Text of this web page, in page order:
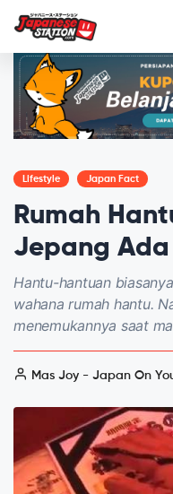
Lifestyle Japan Fact
Rumah
Jepang
Hantu-hantuan
wahana rumah hantu.
menemukannya saat
Mas Joy - Japan On